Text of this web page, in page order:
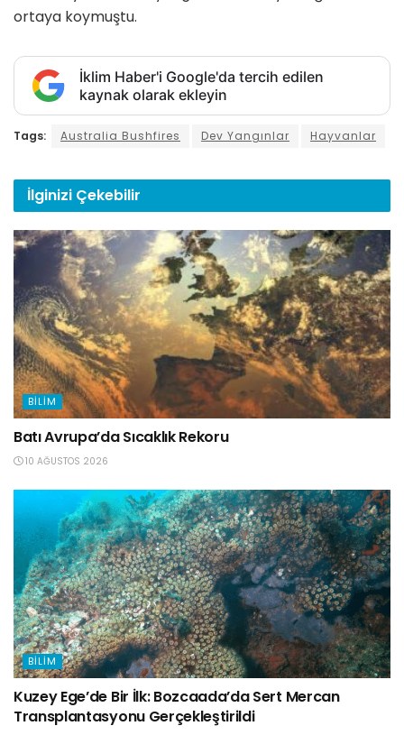
ortaya koymuştu.
İklim Haber'i Google'da tercih edilen
kaynak olarak ekleyin
Tags: Australia Bushfires Dev Yangınlar Hayvanlar
İlginizi Çekebilir
BILIM
Batı Avrupa’da Sıcaklık Rekoru
10 AĞUSTOS 2026
BILIM
Kuzey Ege’de Bir İlk: Bozcaada’da Sert Mercan
Transplantasyonu Gerçekleştirildi